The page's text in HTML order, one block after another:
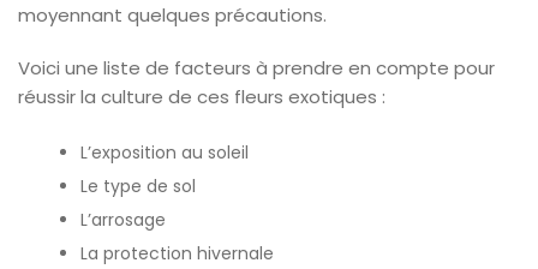
moyennant quelques précautions.
Voici une liste de facteurs à prendre en compte pour
réussir la culture de ces fleurs exotiques :
L’exposition au soleil
Le type de sol
L’arrosage
La protection hivernale